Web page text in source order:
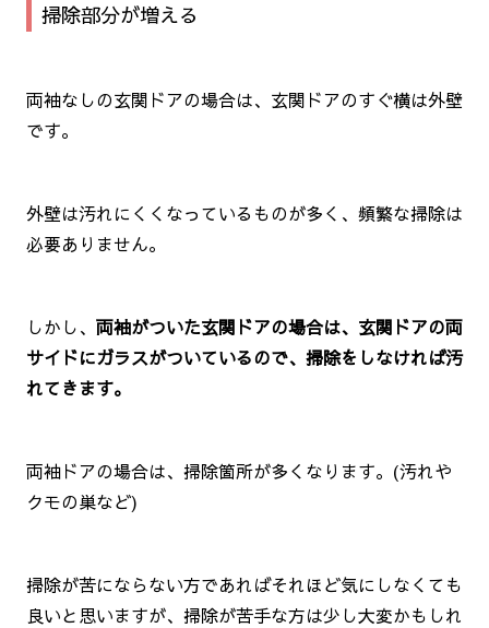
掃除部分が増える
両袖なしの玄関ドアの場合は、玄関ドアのすぐ横は外壁
です。
外壁は汚れにくくなっているものが多く、頻繁な掃除は
必要ありません。
しかし、 両袖がついた玄関ドアの場合は、玄関ドアの両
サイドにガラスがついているので、掃除をしなければ汚
れてきます。
両袖ドアの場合は、掃除箇所が多くなります。(汚れや
クモの巣など)
掃除が苦にならない方であればそれほど気にしなくても
良いと思いますが、掃除が苦手な方は少し大変かもしれ